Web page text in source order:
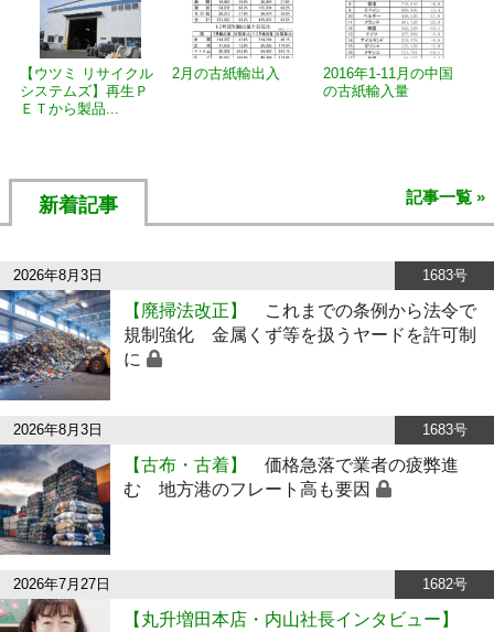
【ウツミ リサイクル
システムズ】再生Ｐ
ＥＴから製品...
2月の古紙輸出入
2016年1-11月の中国
の古紙輸入量
新着記事 記事一覧 »
2026年8月3日 1683号
【廃掃法改正】
これまでの条例から法令で
規制強化 金属くず等を扱うヤードを許可制
に
2026年8月3日 1683号
【古布・古着】
価格急落で業者の疲弊進
む 地方港のフレート高も要因
2026年7月27日 1682号
【丸升増田本店・内山社長インタビュー】